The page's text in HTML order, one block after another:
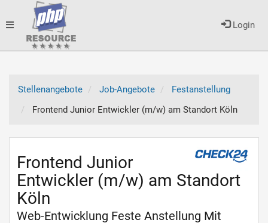
Login
Toggle
Stellenangebote
Job-Angebote
Festanstellung
Frontend Junior Entwickler (m/w) am Standort Köln
Frontend Junior
Entwickler (m/w) am Standort
Köln
Web-Entwicklung Feste Anstellung Mit